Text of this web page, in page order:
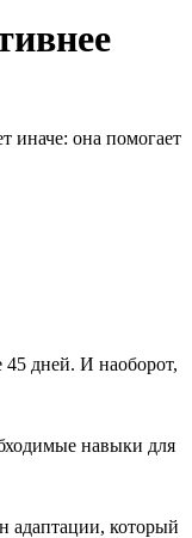
иначе: она помогает
45 дней. И наоборот,
навыки для
адаптации, который